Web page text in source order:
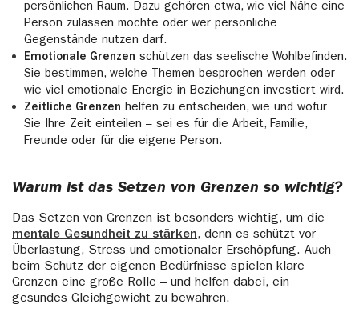
persönlichen Raum. Dazu gehören etwa, wie viel Nähe eine
Person zulassen möchte oder wer persönliche
Gegenstände nutzen darf.
Emotionale Grenzen schützen das seelische Wohlbefinden.
Sie bestimmen, welche Themen besprochen werden oder
wie viel emotionale Energie in Beziehungen investiert wird.
Zeitliche Grenzen helfen zu entscheiden, wie und wofür
Sie Ihre Zeit einteilen – sei es für die Arbeit, Familie,
Freunde oder für die eigene Person.
Warum ist das Setzen von Grenzen so wichtig?
Das Setzen von Grenzen ist besonders wichtig, um die
mentale Gesundheit zu stärken, denn es schützt vor
Überlastung, Stress und emotionaler Erschöpfung. Auch
beim Schutz der eigenen Bedürfnisse spielen klare
Grenzen eine große Rolle – und helfen dabei, ein
gesundes Gleichgewicht zu bewahren.